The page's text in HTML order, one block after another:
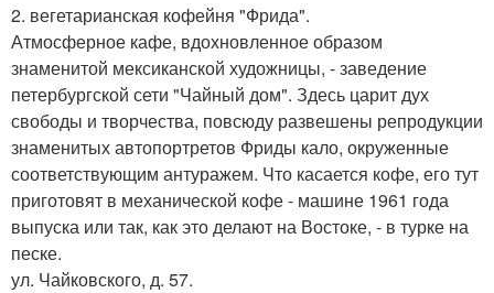
2. вегетарианская кофейня "Фрида".
Атмосферное кафе, вдохновленное образом
знаменитой мексиканской художницы, - заведение
петербургской сети "Чайный дом". Здесь царит дух
свободы и творчества, повсюду развешены репродукции
знаменитых автопортретов Фриды кало, окруженные
соответствующим антуражем. Что касается кофе, его тут
приготовят в механической кофе - машине 1961 года
выпуска или так, как это делают на Востоке, - в турке на
песке.
ул. Чайковского, д. 57.